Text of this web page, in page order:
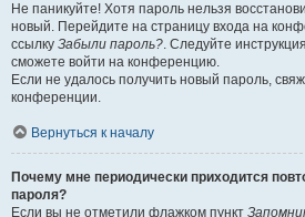
Не паникуйте! Хотя пароль нельзя
новый. Перейдите на страницу входа на
ссылку Забыли пароль?. Следуйте
сможете войти на конференцию.
Если не удалось получить новый пароль,
конференции.
Вернуться к началу
Почему мне периодически приходится
пароля?
Если вы не отметили флажком пункт